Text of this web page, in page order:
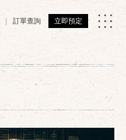
訂單查詢 立即預定